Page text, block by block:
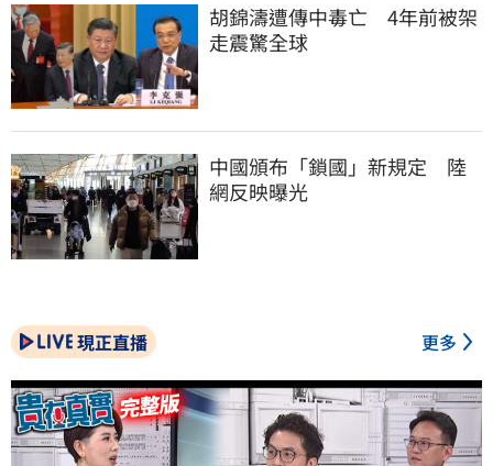
胡錦濤遭傳中毒亡　4年前被架
走震驚全球
中國頒布「鎖國」新規定　陸
網反映曝光
現正直播 更多